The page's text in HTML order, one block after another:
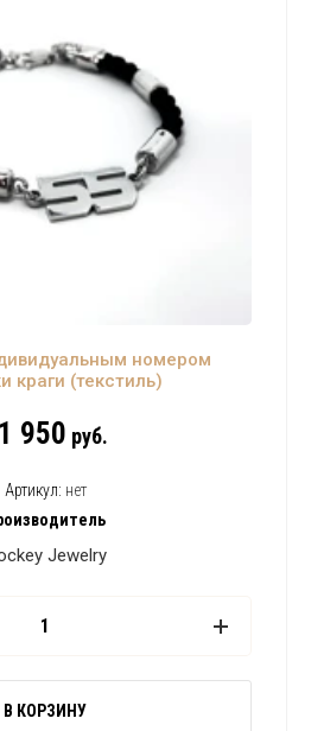
номером
краги (текстиль)
950 руб.
Артикул: нет
Jewelry
В КОРЗИНУ